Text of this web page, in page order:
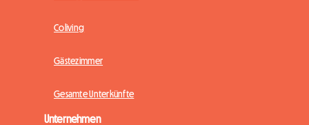
Coliving
Gästezimmer
Gesamte Unterkünfte
Unternehmen